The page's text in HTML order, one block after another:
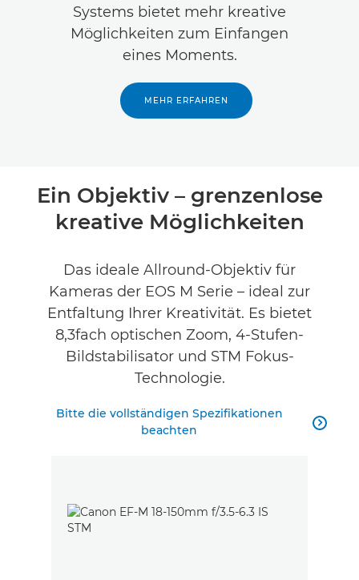
Produktbewertungen
Systems bietet mehr kreative
Möglichkeiten zum Einfangen
eines Moments.
MEHR ERFAHREN
Ein Objektiv – grenzenlose
kreative Möglichkeiten
Das ideale Allround-Objektiv für
Kameras der EOS M Serie – ideal zur
Entfaltung Ihrer Kreativität. Es bietet
8,3fach optischen Zoom, 4-Stufen-
Bildstabilisator und STM Fokus-
Technologie.
Bitte die vollständigen Spezifikationen
beachten
